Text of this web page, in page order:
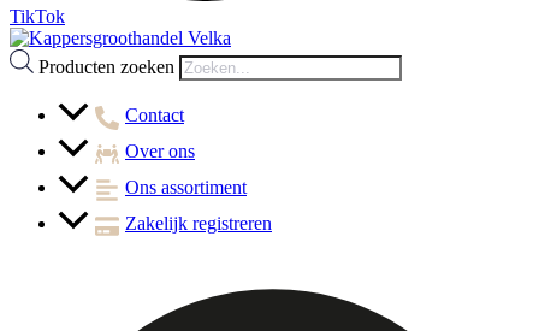
TikTok
Producten zoeken
Contact
Over ons
Ons assortiment
Zakelijk registreren